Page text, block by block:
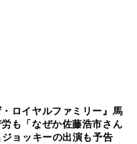
ロイヤルファミリー』馬
も「なぜか佐藤浩市さん
ョッキーの出演も予告